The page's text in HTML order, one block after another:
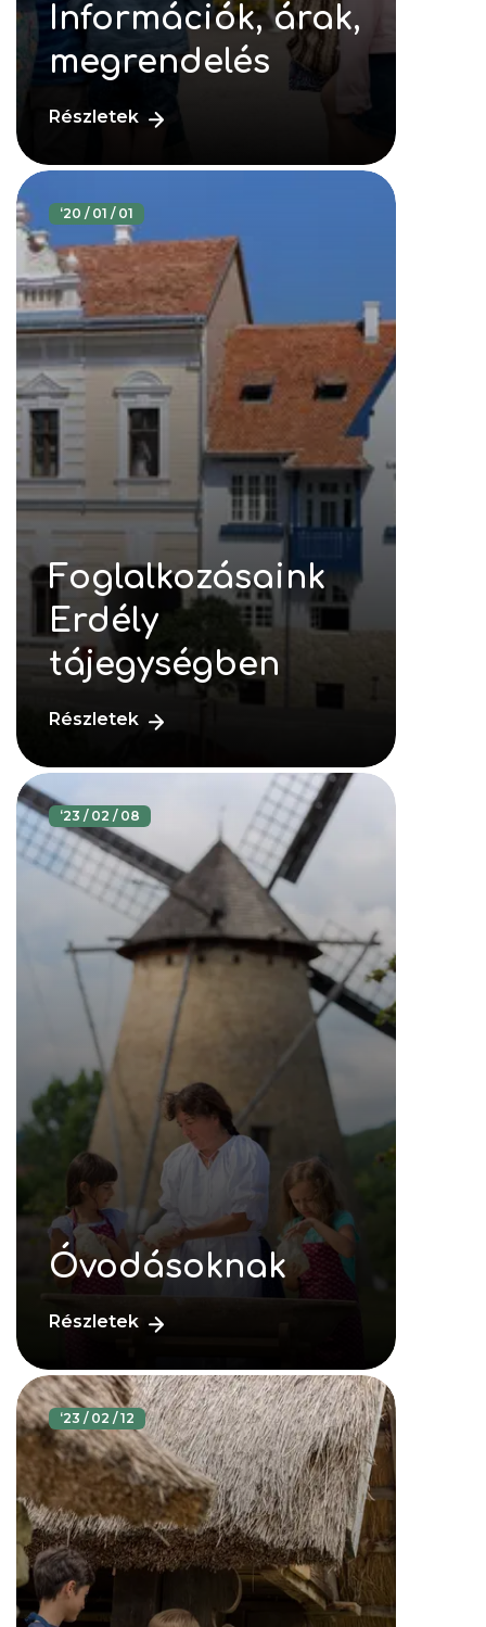
Információk, árak,
megrendelés
Részletek
‘20 / 01 / 01
Foglalkozásaink
Erdély
tájegységben
Részletek
‘23 / 02 / 08
Óvodásoknak
Részletek
‘23 / 02 / 12